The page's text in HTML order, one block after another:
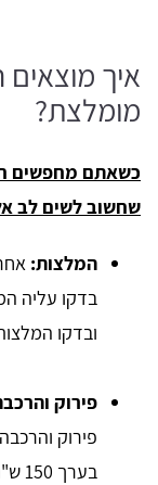
איך
מומלצת?
כשאתם מחפשים
שחשוב לשים לב
המלצות:
בדקו עליה
ובדקו
פירוק
פירוק